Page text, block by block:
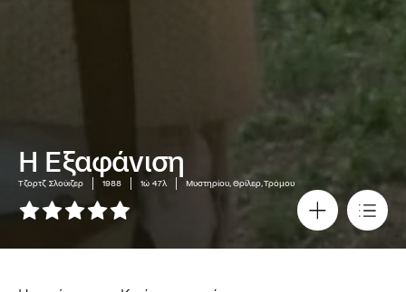
Η Εξαφάνιση
Τζορτζ Σλούιζερ 1988 1ώ 47λ Μυστηρίου, Θρίλερ, Τρόμου